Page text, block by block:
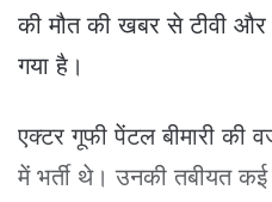
a
की मौत की खबर से टीवी और
गया है।
एक्टर गूफी पेंटल बीमारी की
में भर्ती थे। उनकी तबीयत